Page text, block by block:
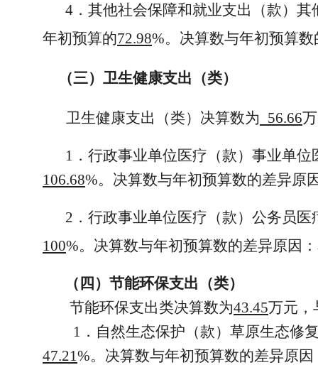
4．其他社会保障和就业支出（款）
年初预算的72.98%。决算数与年初预算
（三）卫生健康支出（类）
卫生健康支出（类）决算数为 56.66
1．行政事业单位医疗（款）事业单
106.68%。决算数与年初预算数的差异原
2．行政事业单位医疗（款）公务员
100%。决算数与年初预算数的差异原因
（四）节能环保支出（类）
节能环保支出类决算数为43.45万元，
1．自然生态保护（款）草原生态修
47.21%。决算数与年初预算数的差异原